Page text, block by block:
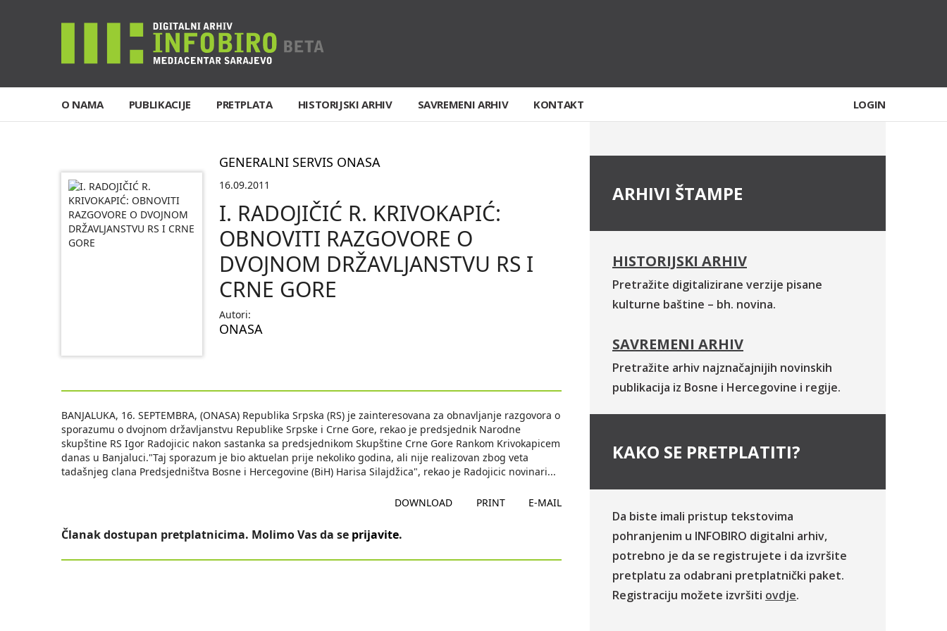
O NAMA PUBLIKACIJE PRETPLATA HISTORIJSKI ARHIV SAVREMENI ARHIV KONTAKT LOGIN
GENERALNI SERVIS ONASA
16.09.2011
I. RADOJIČIĆ R. KRIVOKAPIĆ:
OBNOVITI RAZGOVORE O
DVOJNOM DRŽAVLJANSTVU RS I
CRNE GORE
Autori:
ONASA
BANJALUKA, 16. SEPTEMBRA, (ONASA) Republika Srpska (RS) je zainteresovana za obnavljanje razgovora o
sporazumu o dvojnom državljanstvu Republike Srpske i Crne Gore, rekao je predsjednik Narodne
skupštine RS Igor Radojicic nakon sastanka sa predsjednikom Skupštine Crne Gore Rankom Krivokapicem
danas u Banjaluci."Taj sporazum je bio aktuelan prije nekoliko godina, ali nije realizovan zbog veta
tadašnjeg clana Predsjedništva Bosne i Hercegovine (BiH) Harisa Silajdžica", rekao je Radojicic novinari...
DOWNLOAD PRINT E-MAIL
Članak dostupan pretplatnicima. Molimo Vas da se prijavite.
ARHIVI ŠTAMPE
HISTORIJSKI ARHIV
Pretražite digitalizirane verzije pisane
kulturne baštine – bh. novina.
SAVREMENI ARHIV
Pretražite arhiv najznačajnijih novinskih
publikacija iz Bosne i Hercegovine i regije.
KAKO SE PRETPLATITI?
Da biste imali pristup tekstovima
pohranjenim u INFOBIRO digitalni arhiv,
potrebno je da se registrujete i da izvršite
pretplatu za odabrani pretplatnički paket.
Registraciju možete izvršiti ovdje.